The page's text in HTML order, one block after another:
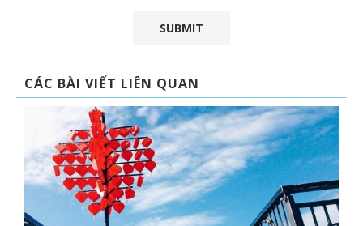
CÁC BÀI VIẾT LIÊN QUAN